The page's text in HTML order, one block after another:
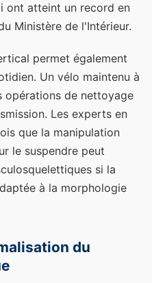
ont atteint un record en
Ministère de l'Intérieur.
permet également
Un vélo maintenu à
opérations de nettoyage
Les experts en
que la manipulation
le suspendre peut
si la
à la morphologie
du